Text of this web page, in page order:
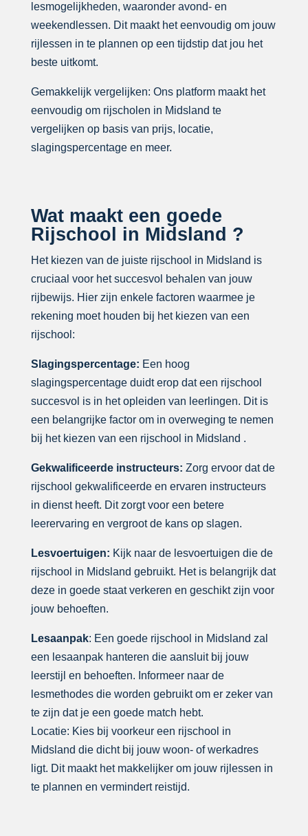
lesmogelijkheden, waaronder avond- en
weekendlessen. Dit maakt het eenvoudig om jouw
rijlessen in te plannen op een tijdstip dat jou het
beste uitkomt.
Gemakkelijk vergelijken: Ons platform maakt het
eenvoudig om rijscholen in Midsland te
vergelijken op basis van prijs, locatie,
slagingspercentage en meer.
Wat maakt een goede
Rijschool in Midsland ?
Het kiezen van de juiste rijschool in Midsland is
cruciaal voor het succesvol behalen van jouw
rijbewijs. Hier zijn enkele factoren waarmee je
rekening moet houden bij het kiezen van een
rijschool:
Slagingspercentage: Een hoog
slagingspercentage duidt erop dat een rijschool
succesvol is in het opleiden van leerlingen. Dit is
een belangrijke factor om in overweging te nemen
bij het kiezen van een rijschool in Midsland .
Gekwalificeerde instructeurs: Zorg ervoor dat de
rijschool gekwalificeerde en ervaren instructeurs
in dienst heeft. Dit zorgt voor een betere
leerervaring en vergroot de kans op slagen.
Lesvoertuigen: Kijk naar de lesvoertuigen die de
rijschool in Midsland gebruikt. Het is belangrijk dat
deze in goede staat verkeren en geschikt zijn voor
jouw behoeften.
Lesaanpak: Een goede rijschool in Midsland zal
een lesaanpak hanteren die aansluit bij jouw
leerstijl en behoeften. Informeer naar de
lesmethodes die worden gebruikt om er zeker van
te zijn dat je een goede match hebt.
Locatie: Kies bij voorkeur een rijschool in
Midsland die dicht bij jouw woon- of werkadres
ligt. Dit maakt het makkelijker om jouw rijlessen in
te plannen en vermindert reistijd.